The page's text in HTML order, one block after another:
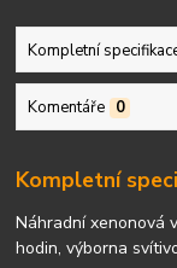
Kompletní
Komentáře 0
Kompletní
Náhradní xenonová
hodin, výborna